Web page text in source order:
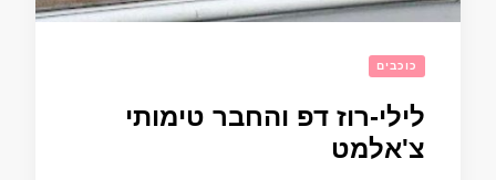
כוכבים
לילי-רוז דפ והחבר טימותי
צ'אלמט